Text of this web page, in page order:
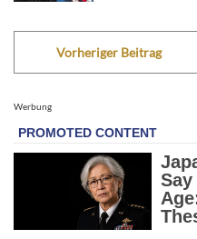
Vorheriger Beitrag
Werbung